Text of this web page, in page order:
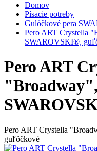
Domov
Písacie potreby
Gulôčkové pera
Pero ART Crystella
SWAROVSKI®,
Pero ART
Pero ART Crystella
guľôčkové